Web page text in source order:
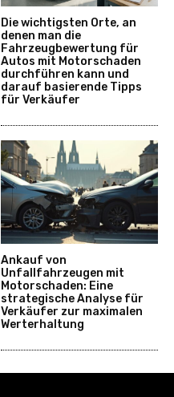
Die wichtigsten Orte, an
denen man die
Fahrzeugbewertung für
Autos mit Motorschaden
durchführen kann und
darauf basierende Tipps
für Verkäufer
Ankauf von
Unfallfahrzeugen mit
Motorschaden: Eine
strategische Analyse für
Verkäufer zur maximalen
Werterhaltung